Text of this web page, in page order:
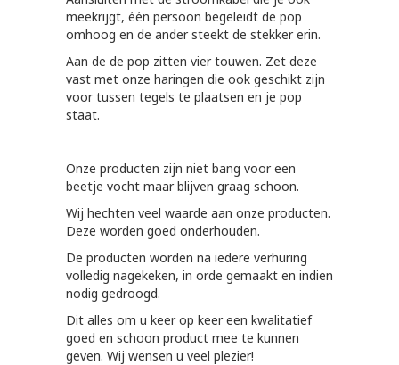
meekrijgt, één persoon begeleidt de pop
omhoog en de ander steekt de stekker erin.
Aan de de pop zitten vier touwen. Zet deze
vast met onze haringen die ook geschikt zijn
voor tussen tegels te plaatsen en je pop
staat.
Onze producten zijn niet bang voor een
beetje vocht maar blijven graag schoon.
Wij hechten veel waarde aan onze producten.
Deze worden goed onderhouden.
De producten worden na iedere verhuring
volledig nagekeken, in orde gemaakt en indien
nodig gedroogd.
Dit alles om u keer op keer een kwalitatief
goed en schoon product mee te kunnen
geven. Wij wensen u veel plezier!